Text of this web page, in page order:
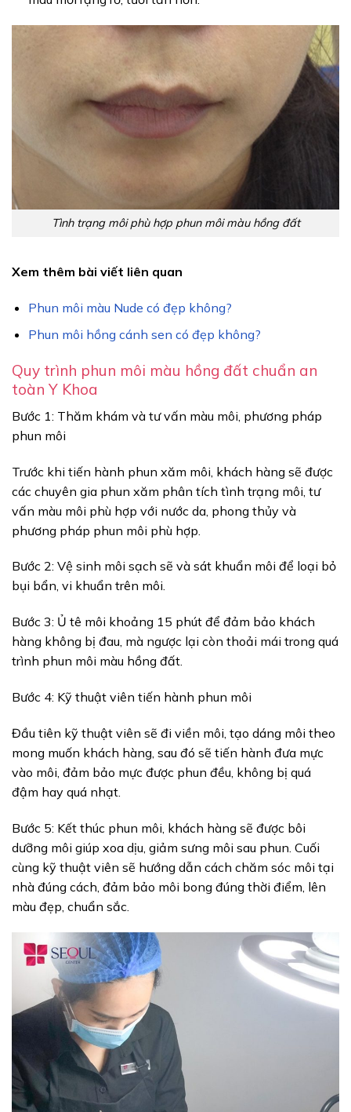
Tình trạng môi phù hợp phun môi màu hồng đất
Xem thêm bài viết liên quan
Phun môi màu Nude có đẹp không?
Phun môi hồng cánh sen có đẹp không?
Quy trình phun môi màu hồng đất chuẩn an
toàn Y Khoa
Bước 1: Thăm khám và tư vấn màu môi, phương pháp
phun môi
Trước khi tiến hành phun xăm môi, khách hàng sẽ được
các chuyên gia phun xăm phân tích tình trạng môi, tư
vấn màu môi phù hợp với nước da, phong thủy và
phương pháp phun môi phù hợp.
Bước 2: Vệ sinh môi sạch sẽ và sát khuẩn môi để loại bỏ
bụi bẩn, vi khuẩn trên môi.
Bước 3: Ủ tê môi khoảng 15 phút để đảm bảo khách
hàng không bị đau, mà ngược lại còn thoải mái trong quá
trình phun môi màu hồng đất.
Bước 4: Kỹ thuật viên tiến hành phun môi
Đầu tiên kỹ thuật viên sẽ đi viền môi, tạo dáng môi theo
mong muốn khách hàng, sau đó sẽ tiến hành đưa mực
vào môi, đảm bảo mực được phun đều, không bị quá
đậm hay quá nhạt.
Bước 5: Kết thúc phun môi, khách hàng sẽ được bôi
dưỡng môi giúp xoa dịu, giảm sưng môi sau phun. Cuối
cùng kỹ thuật viên sẽ hướng dẫn cách chăm sóc môi tại
nhà đúng cách, đảm bảo môi bong đúng thời điểm, lên
màu đẹp, chuẩn sắc.